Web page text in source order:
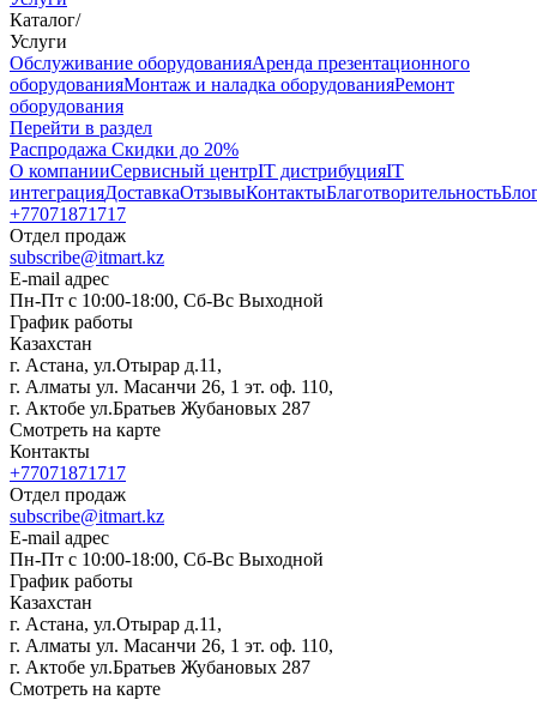
Каталог/
Услуги
Oбслуживание оборудованияАренда презентационного
оборудованияМонтаж и наладка оборудованияРемонт
оборудования
Перейти в раздел
Распродажа Скидки до 20%
О компанииСервисный центрIT дистрибуцияIT
интеграцияДоставкаОтзывыКонтактыБлаготворительность
+77071871717
Отдел продаж
subscribe@itmart.kz
E-mail адрес
Пн-Пт с 10:00-18:00, Сб-Вс Выходной
График работы
Казахстан
г. Астана, ул.Отырар д.11,
г. Алматы ул. Масанчи 26, 1 эт. оф. 110,
г. Актобе ул.Братьев Жубановых 287
Смотреть на карте
Контакты
+77071871717
Отдел продаж
subscribe@itmart.kz
E-mail адрес
Пн-Пт с 10:00-18:00, Сб-Вс Выходной
График работы
Казахстан
г. Астана, ул.Отырар д.11,
г. Алматы ул. Масанчи 26, 1 эт. оф. 110,
г. Актобе ул.Братьев Жубановых 287
Смотреть на карте